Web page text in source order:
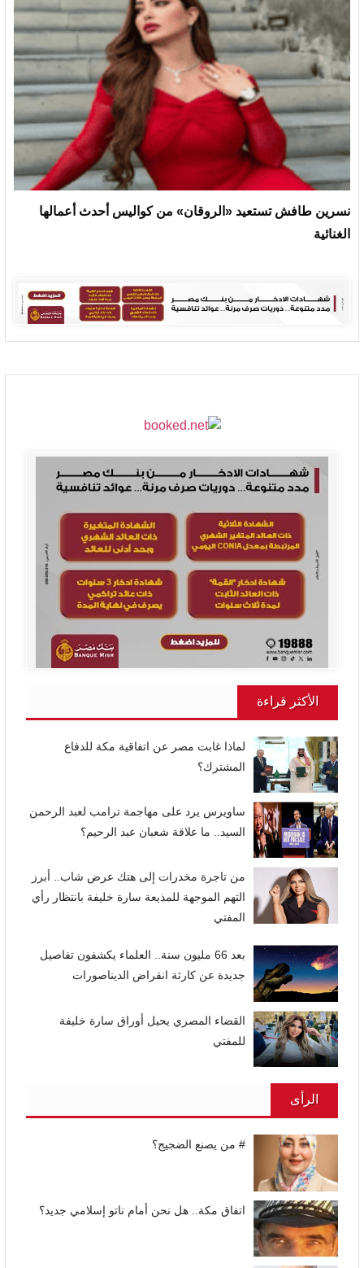
نسرين طافش تستعيد «الروقان» من كواليس أحدث أعمالها
الغنائية
الأكثر قراءة
لماذا غابت مصر عن اتفاقية مكة للدفاع
المشترك؟
ساويرس يرد على مهاجمة ترامب لعبد الرحمن
السيد.. ما علاقة شعبان عبد الرحيم؟
من تاجرة مخدرات إلى هتك عرض شاب.. أبرز
التهم الموجهة للمذيعة سارة خليفة بانتظار رأي
المفتي
بعد 66 مليون سنة.. العلماء يكشفون تفاصيل
جديدة عن كارثة انقراض الديناصورات
القضاء المصري يحيل أوراق سارة خليفة
للمفتي
الرأى
# من يصنع الضجيج؟
اتفاق مكة.. هل نحن أمام ناتو إسلامي جديد؟